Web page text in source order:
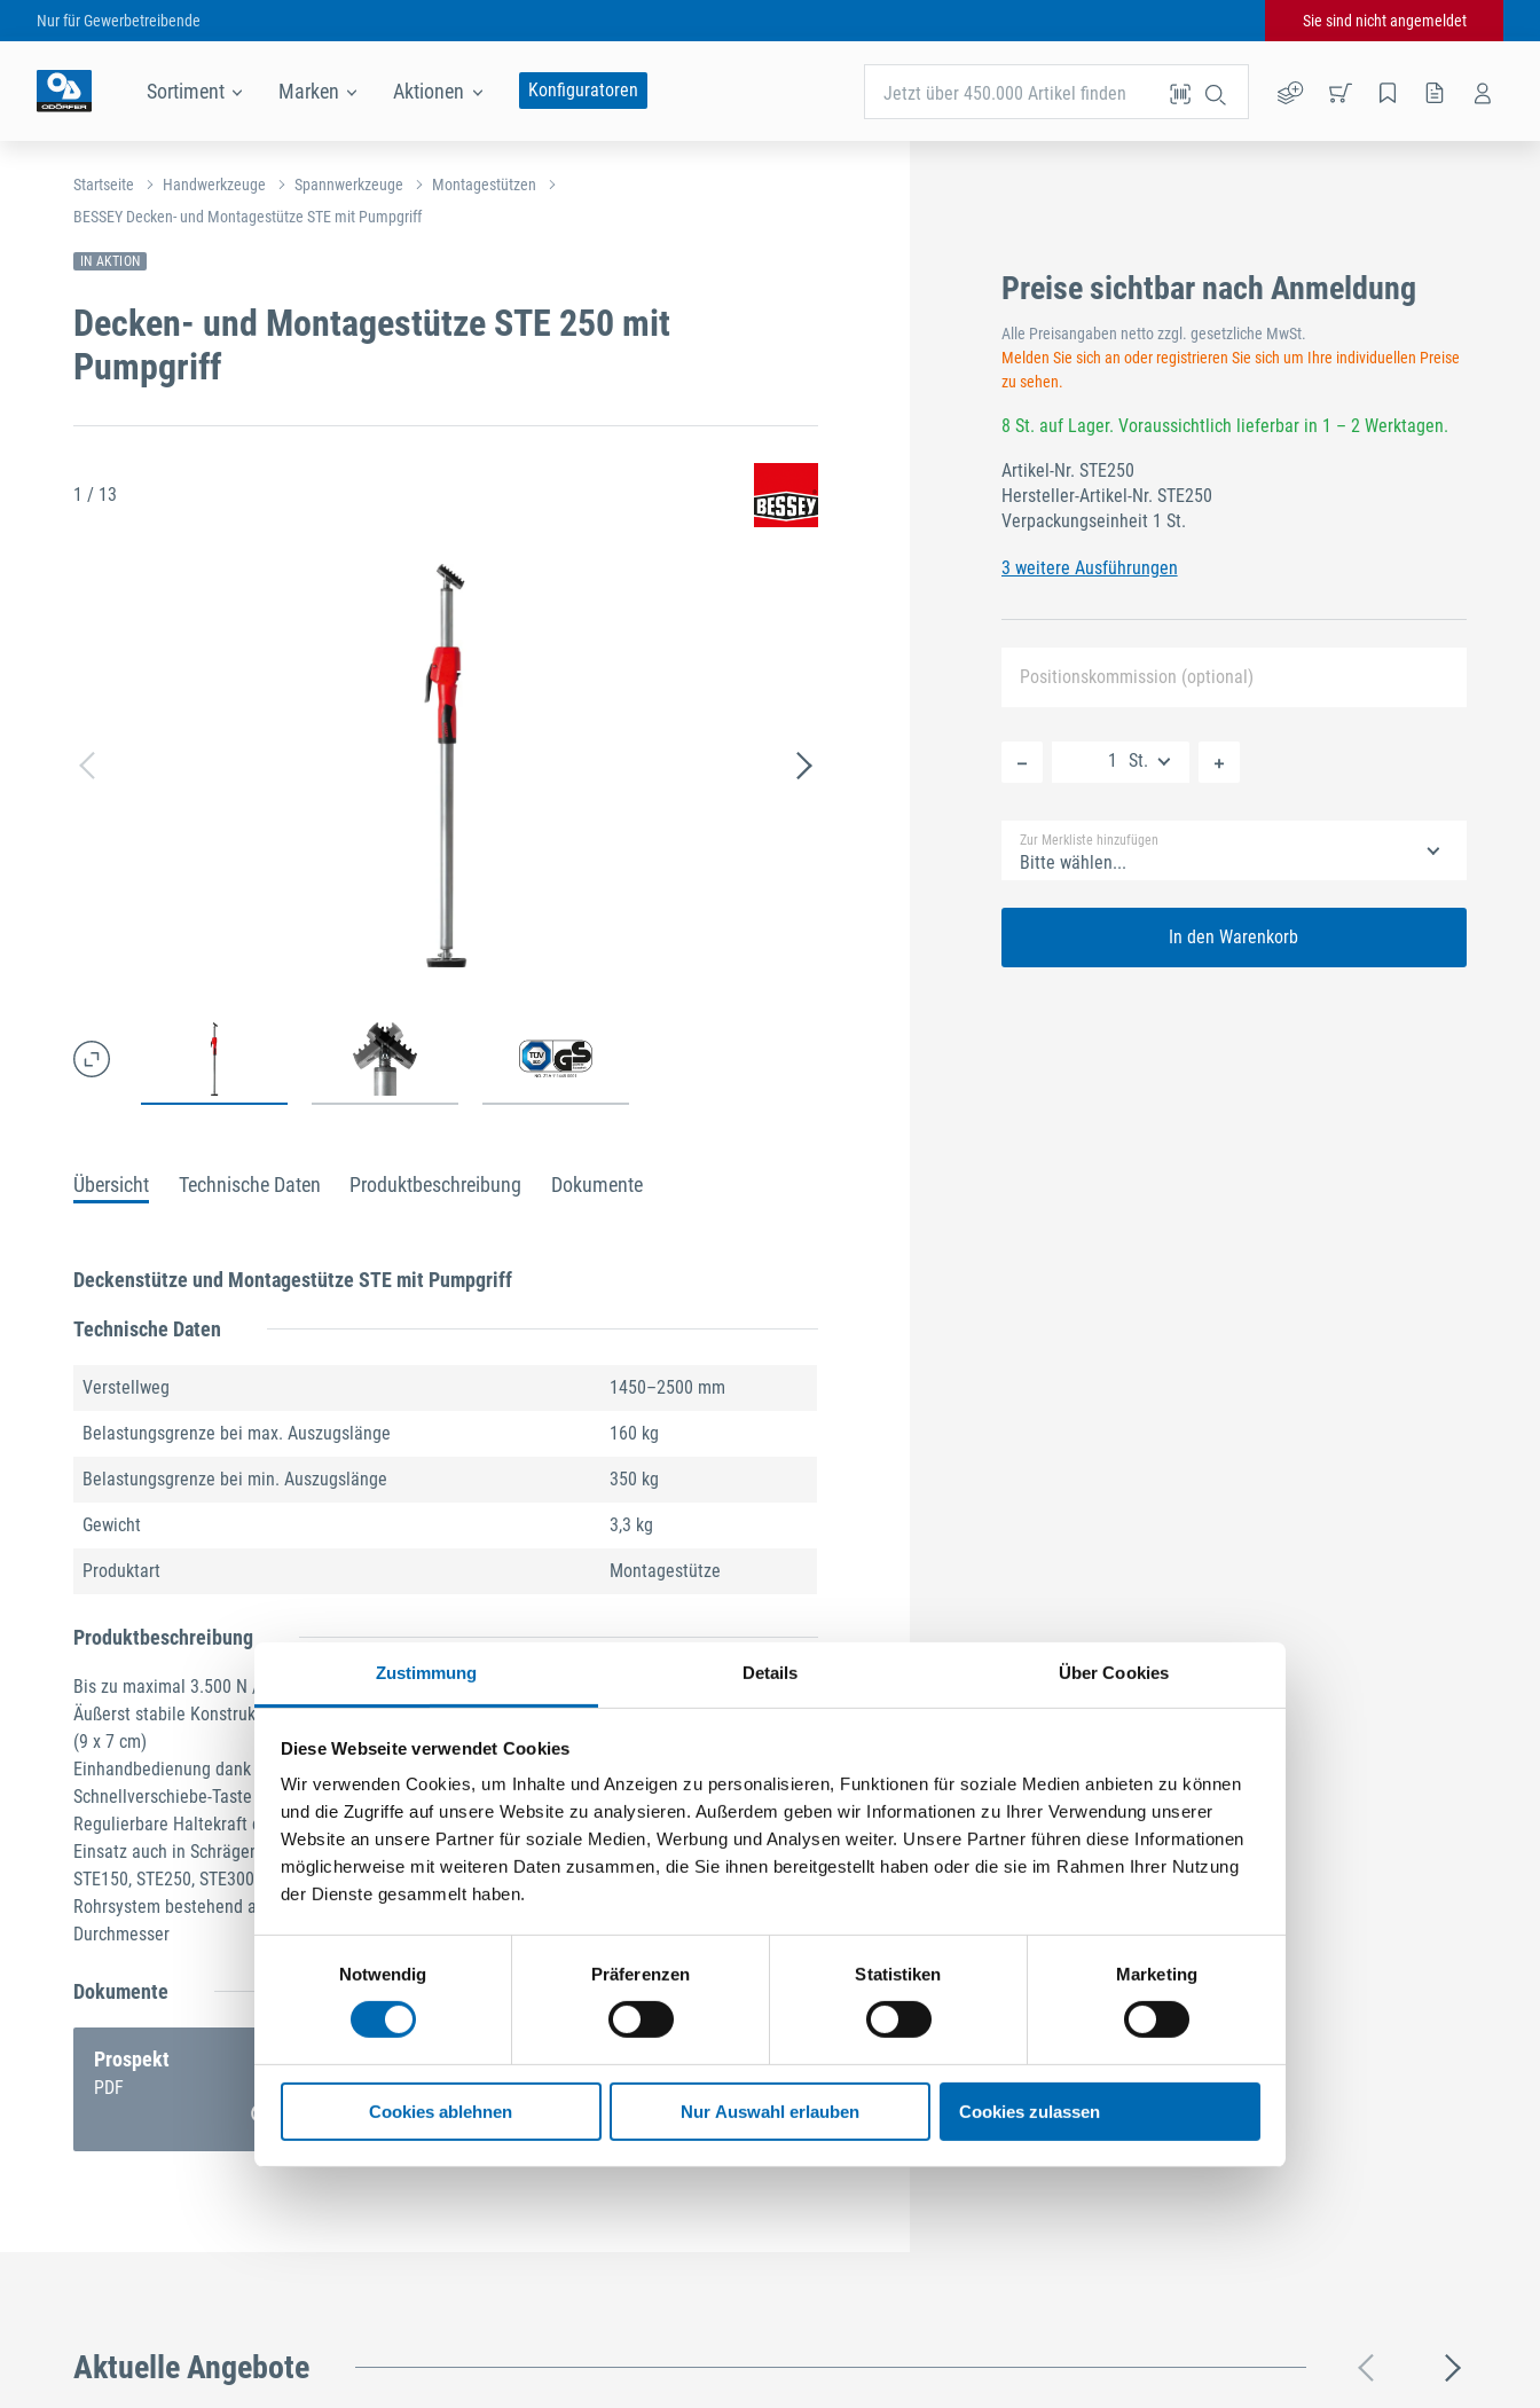
Zustimmung Details Über Cookies
Diese Webseite verwendet Cookies
Wir verwenden Cookies, um Inhalte und Anzeigen zu personalisieren, Funktionen für soziale Medien anbieten zu können
und die Zugriffe auf unsere Website zu analysieren. Außerdem geben wir Informationen zu Ihrer Verwendung unserer
Website an unsere Partner für soziale Medien, Werbung und Analysen weiter. Unsere Partner führen diese Informationen
möglicherweise mit weiteren Daten zusammen, die Sie ihnen bereitgestellt haben oder die sie im Rahmen Ihrer Nutzung
der Dienste gesammelt haben.
Notwendig
Präferenzen Statistiken Marketing
Cookies ablehnen Nur Auswahl erlauben Cookies zulassen
Nur fürGewerbetreibende Sie sind nicht angemeldet
Sortiment Marken Aktionen Konfiguratoren Jetzt über 450.000 Artikel finden
Startseite Handwerkzeuge Spannwerkzeuge
Montagestützen
BESSEY Decken- und Montagestütze STE mit Pumpgriff
IN AKTION
Decken- und Montagestütze STE 250 mit
Pumpgriff
1 / 13
Übersicht Technische Daten Produktbeschreibung Dokumente
Deckenstütze und Montagestütze STE mit Pumpgriff
Technische Daten
Verstellweg 1450–2500 mm
Belastungsgrenze bei max. Auszugslänge 160 kg
Belastungsgrenze bei min. Auszugslänge 350 kg
Gewicht 3,3 kg
Produktart Montagestütze
Produktbeschreibung
Bis zu maximal 3.500 N / 350 kg / 770 lbs belastbar bei komplett eingefahrener Teleskopstange
Äußerst stabile Konstruktion durch hochbelastbare Stahlrohre und rutschsichere TPU-Kontaktflächen
(9 x 7 cm)
Einhandbedienung dank 2-Komponenten-Kunststoffgriff mit Pumpmechanismus
Schnellverschiebe-Taste zum schnellen Ein- und Ausfahren der Teleskopstange
Regulierbare Haltekraft durch Drehen der Stütze am Griff
Einsatz auch in Schrägen durch stufenlos schwenkbare Kontaktflächen von -45° bis +45°
STE150, STE250, STE300, STE370: GS-zertifiziert für Qualität und Sicherheit
Rohrsystem bestehend aus einem Innenrohr mit Ø28 mm und einem Außenrohr mit Ø32 mm
Durchmesser
Dokumente
Prospekt
PDF
Preise sichtbar nach Anmeldung
Alle Preisangaben netto zzgl. gesetzliche MwSt.
Melden Sie sich an oder registrieren Sie sich um Ihre individuellen Preise
zu sehen.
8 St. auf Lager. Voraussichtlich lieferbar in 1 – 2 Werktagen.
Artikel-Nr. STE250
Hersteller-Artikel-Nr. STE250
Verpackungseinheit 1 St.
3 weitere Ausführungen
Positionskommission (optional)
St.
Zur Merkliste hinzufügen
Bitte wählen...
In den Warenkorb
Aktuelle Angebote